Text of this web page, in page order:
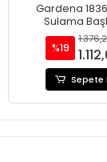
Gardena
Sulama
Durdurucu
%19
Sepete